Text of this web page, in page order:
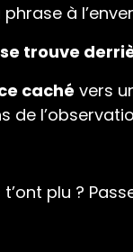
à
trouve
caché vers
de
t’ont plu ?